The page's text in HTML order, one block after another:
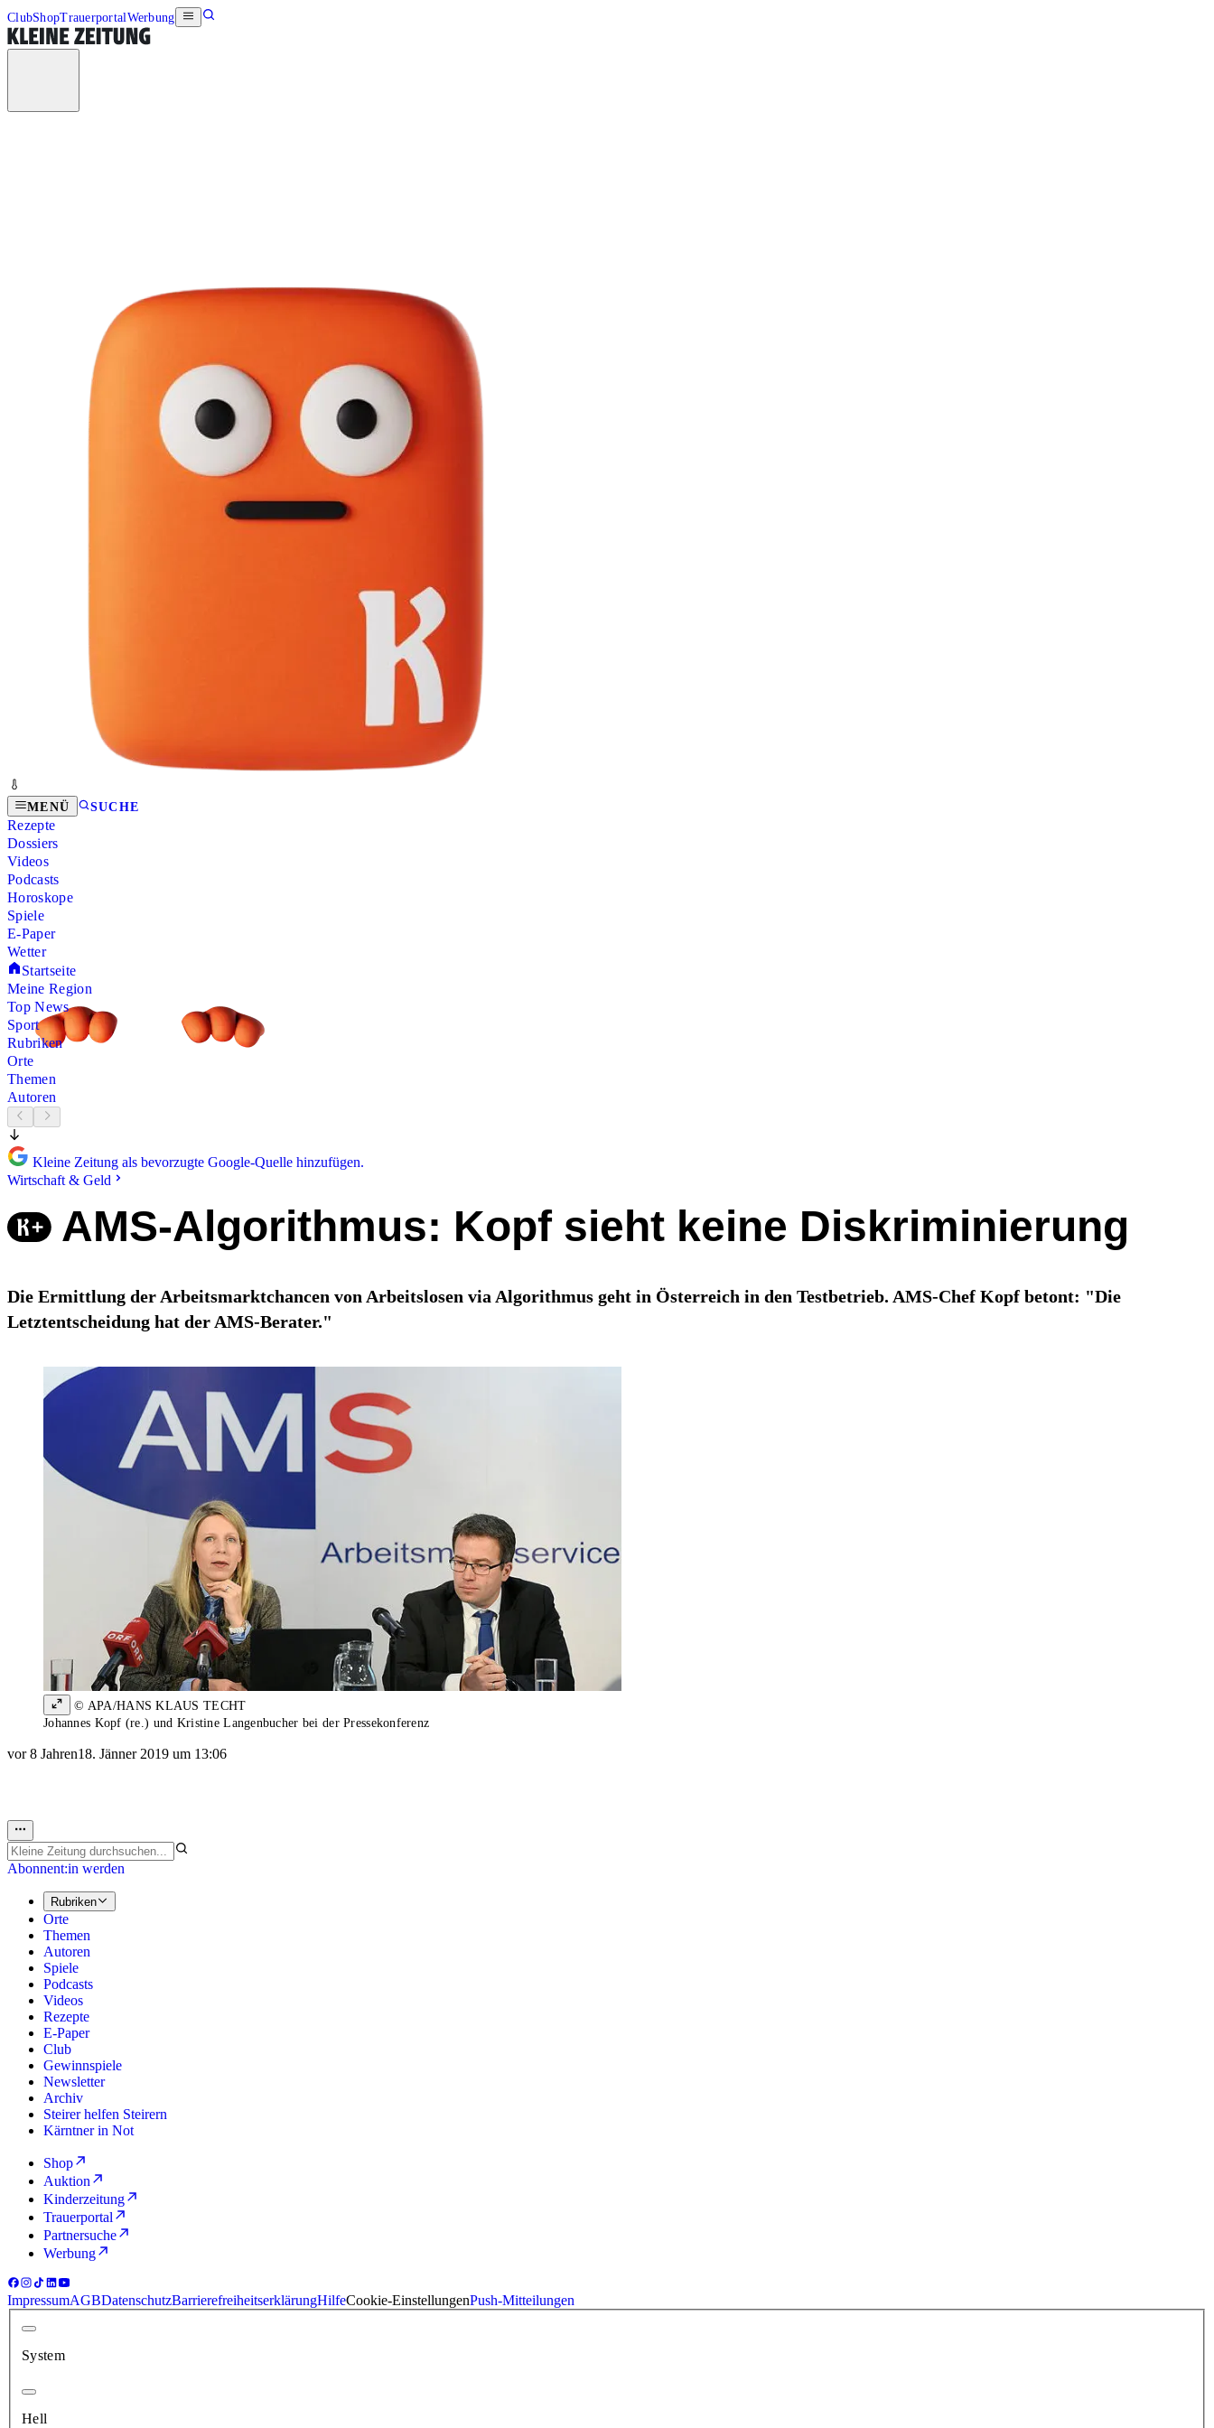
ClubShopTrauerportalWerbung
MENÜ SUCHE
Rezepte
Dossiers
Videos
Podcasts
Horoskope
Spiele
E-Paper
Wetter
Startseite
Meine Region
Top News
Sport
Rubriken
Orte
Themen
Autoren
Kleine Zeitung als bevorzugte Google-Quelle hinzufügen.
Wirtschaft & Geld
AMS-Algorithmus: Kopf sieht keine Diskriminierung
Die Ermittlung der Arbeitsmarktchancen von Arbeitslosen via Algorithmus geht in Österreich in den Testbetrieb. AMS-Chef Kopf betont: "Die
Letztentscheidung hat der AMS-Berater."
© APA/HANS KLAUS TECHT
Johannes Kopf (re.) und Kristine Langenbucher bei der Pressekonferenz
vor 8 Jahren18. Jänner 2019 um 13:06
Abonnent:in werden
Rubriken
Orte
Themen
Autoren
Spiele
Podcasts
Videos
Rezepte
E-Paper
Club
Gewinnspiele
Newsletter
Archiv
Steirer helfen Steirern
Kärntner in Not
Shop
Auktion
Kinderzeitung
Trauerportal
Partnersuche
Werbung
ImpressumAGBDatenschutzBarrierefreiheitserklärungHilfeCookie-EinstellungenPush-Mitteilungen
System
Hell